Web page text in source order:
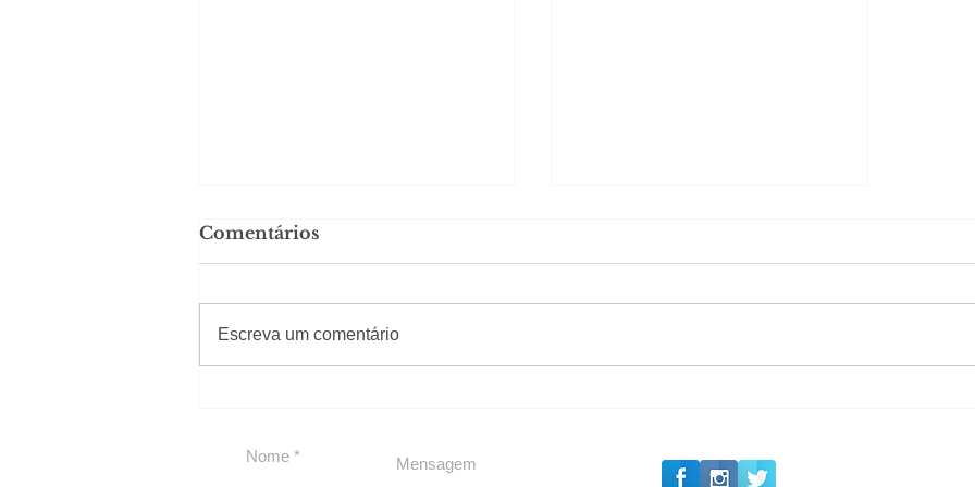
para São Paulo
Comentários
Escreva um comentário
#Sugestões